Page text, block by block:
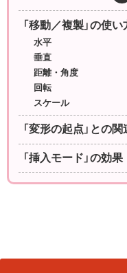
「移動／複製」の使
水平
垂直
距離・角度
回転
スケール
「変形の起点」との関
「挿入モード」の効果